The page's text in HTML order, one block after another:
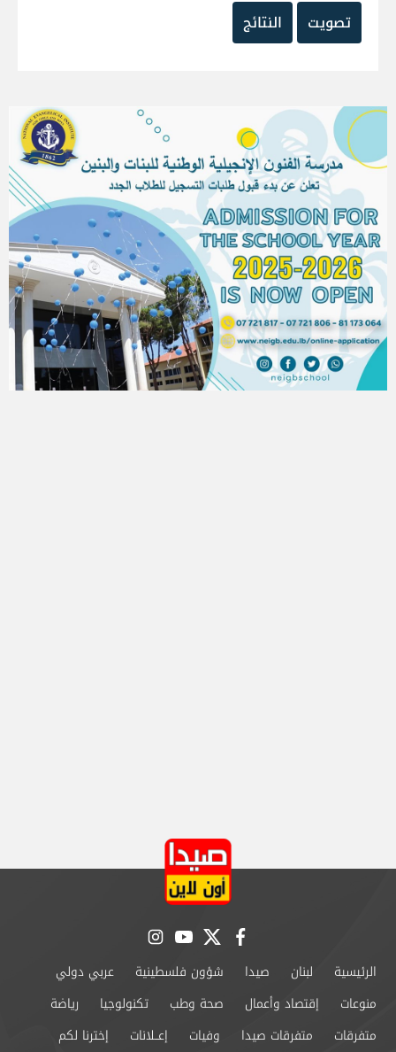
تصويت
النتائج
facebook
twitter
youtube
instagram
الرئيسية لبنان صيدا شؤون فلسطينية
عربي دولي
منوعات
إقتصاد وأعمال صحة وطب تكنولوجيا
رياضة
متفرقات
متفرقات صيدا وفيات إعــلانات إخترنا لكم